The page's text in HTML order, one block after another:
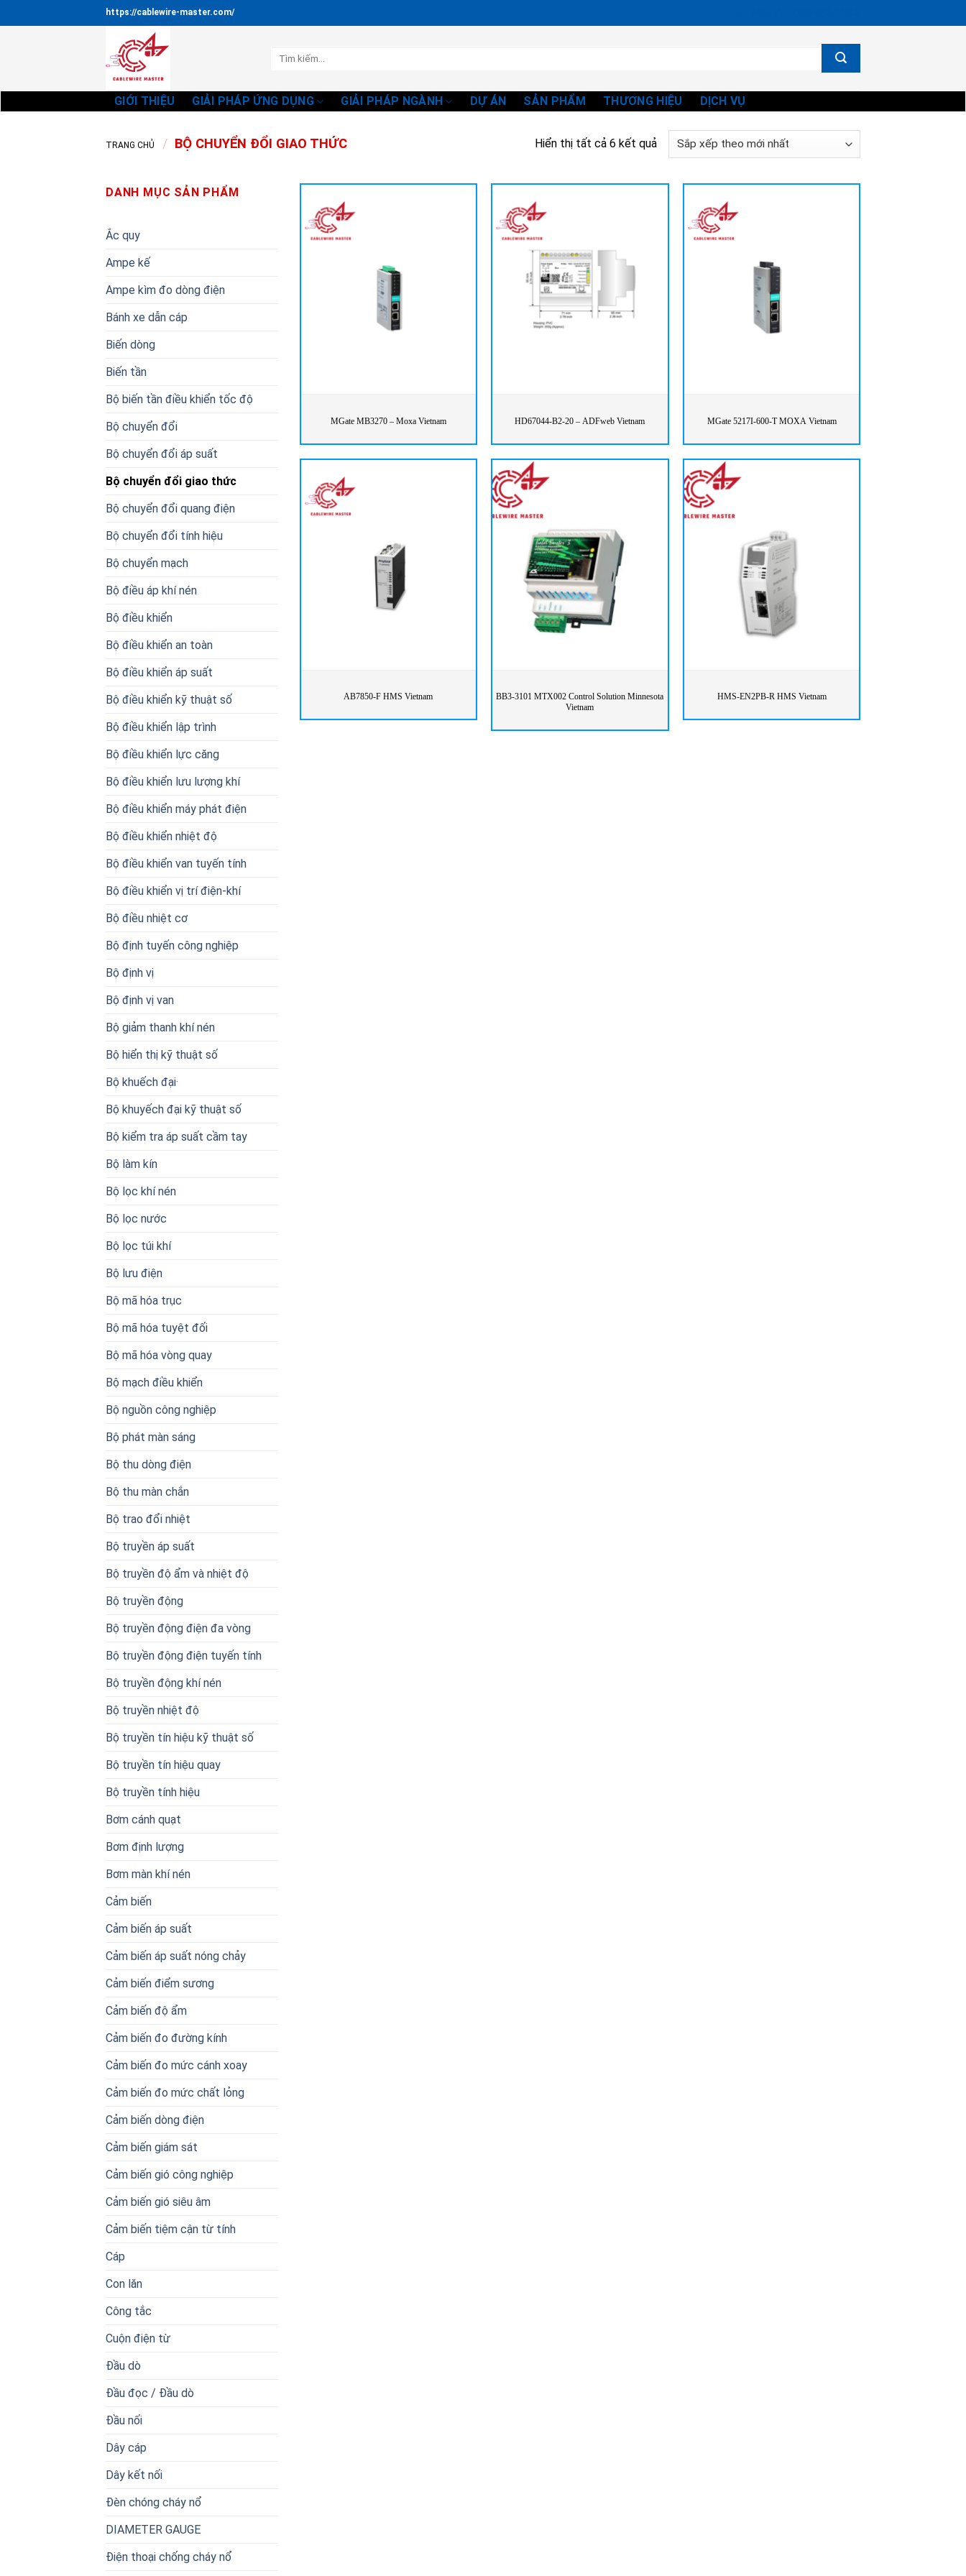
qua
https://cablewire-master.com/
GIỚI THIỆU GIẢI PHÁP ỨNG DỤNG GIẢI PHÁP NGÀNH DỰ ÁN SẢN PHẨM THƯƠNG HIỆU DỊCH VỤ
TRANG CHỦ / BỘ CHUYỂN ĐỔI GIAO THỨC Hiển thị tất cả 6 kết quảĐã
sắp
DANH MỤC SẢN PHẨM
Ắc quy
Ampe kế
Ampe kìm đo dòng điện
Bánh xe dẫn cáp
Biến dòng
Biến tần
Bộ biến tần điều khiển tốc độ
Bộ chuyển đổi
Bộ chuyển đổi áp suất
Bộ chuyển đổi giao thức
Bộ chuyển đổi quang điện
Bộ chuyển đổi tính hiệu
Bộ chuyển mạch
Bộ điều áp khí nén
Bộ điều khiển
Bộ điều khiển an toàn
Bộ điều khiển áp suất
Bộ điều khiển kỹ thuật số
Bộ điều khiển lập trình
Bộ điều khiển lực căng
Bộ điều khiển lưu lượng khí
Bộ điều khiển máy phát điện
Bộ điều khiển nhiệt độ
Bộ điều khiển van tuyến tính
Bộ điều khiển vị trí điện-khí
Bộ điều nhiệt cơ
Bộ định tuyến công nghiệp
Bộ định vị
Bộ định vị van
Bộ giảm thanh khí nén
Bộ hiển thị kỹ thuật số
Bộ khuếch đại·
Bộ khuyếch đại kỹ thuật số
Bộ kiểm tra áp suất cầm tay
Bộ làm kín
Bộ lọc khí nén
Bộ lọc nước
Bộ lọc túi khí
Bộ lưu điện
Bộ mã hóa trục
Bộ mã hóa tuyệt đối
Bộ mã hóa vòng quay
Bộ mạch điều khiển
Bộ nguồn công nghiệp
Bộ phát màn sáng
Bộ thu dòng điện
Bộ thu màn chắn
Bộ trao đổi nhiệt
Bộ truyền áp suất
Bộ truyền độ ẩm và nhiệt độ
Bộ truyền động
Bộ truyền động điện đa vòng
Bộ truyền động điện tuyến tính
Bộ truyền động khí nén
Bộ truyền nhiệt độ
Bộ truyền tín hiệu kỹ thuật số
Bộ truyền tín hiệu quay
Bộ truyền tính hiệu
Bơm cánh quạt
Bơm định lượng
Bơm màn khí nén
Cảm biến
Cảm biến áp suất
Cảm biến áp suất nóng chảy
Cảm biến điểm sương
Cảm biến độ ẩm
Cảm biến đo đường kính
Cảm biến đo mức cánh xoay
Cảm biến đo mức chất lỏng
Cảm biến dòng điện
Cảm biến giám sát
Cảm biến gió công nghiệp
Cảm biến gió siêu âm
Cảm biến tiệm cận từ tính
Cáp
Con lăn
Công tắc
Cuộn điện từ
Đầu dò
Đầu đọc / Đầu dò
Đầu nối
Dây cáp
Dây kết nối
Đèn chóng cháy nổ
DIAMETER GAUGE
Điện thoại chống cháy nổ
MGate MB3270 – Moxa Vietnam HD67044-B2-20 – ADFweb Vietnam MGate 5217I-600-T MOXA Vietnam
AB7850-F HMS Vietnam
BB3-3101 MTX002 Control Solution Minnesota
Vietnam
HMS-EN2PB-R HMS Vietnam